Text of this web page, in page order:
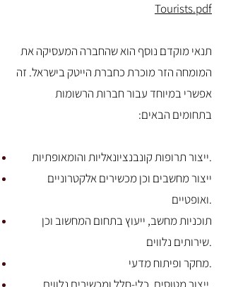
Tourists.pdf
תנאי מוקדם נוסף הוא שהחברה המעסיקה את
המומחה הזר מוכרת כחברת הייטק בישראל. זה
אפשרי במיוחד עבור חברות הרשומות
בתחומים הבאים:
ייצור תרופות קונבנציונאליות והומאופתיות.
ייצור מחשבים וכן מכשירים אלקטרוניים
ואופטיים.
תוכניות מחשב, ייעוץ בתחום המחשוב וכן
שירותים נלווים.
מחקר ופיתוח מדעי.